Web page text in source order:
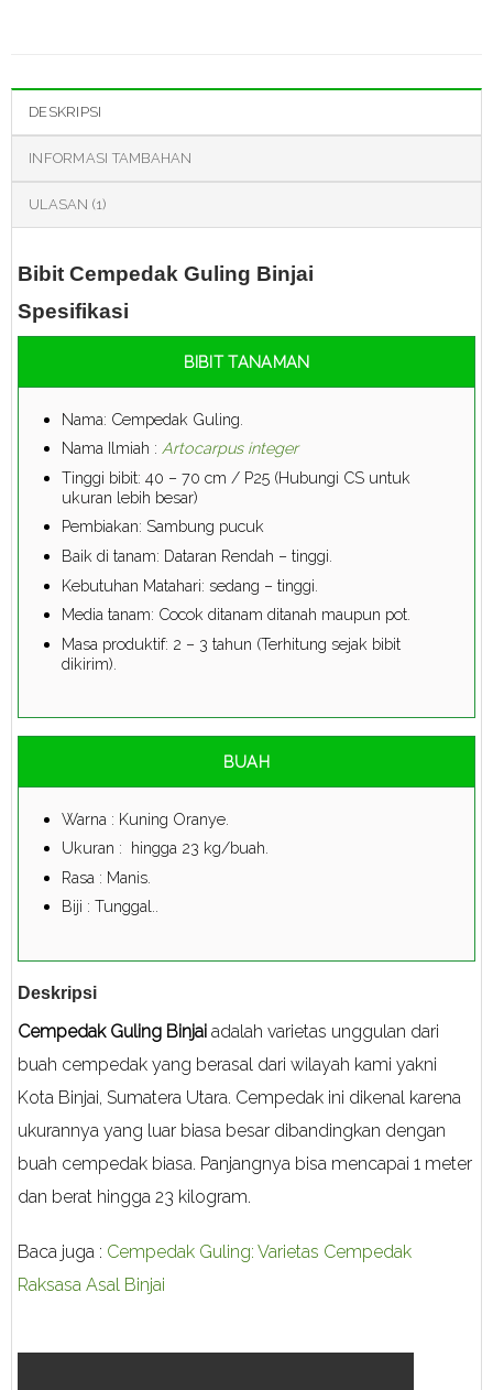
DESKRIPSI
INFORMASI TAMBAHAN
ULASAN (1)
Bibit Cempedak Guling Binjai
Spesifikasi
BIBIT TANAMAN
Nama: Cempedak Guling.
Nama Ilmiah : Artocarpus integer
Tinggi bibit: 40 – 70 cm / P25 (Hubungi CS untuk
ukuran lebih besar)
Pembiakan: Sambung pucuk
Baik di tanam: Dataran Rendah – tinggi.
Kebutuhan Matahari: sedang – tinggi.
Media tanam: Cocok ditanam ditanah maupun pot.
Masa produktif: 2 – 3 tahun (Terhitung sejak bibit
dikirim).
BUAH
Warna : Kuning Oranye.
Ukuran : hingga 23 kg/buah.
Rasa : Manis.
Biji : Tunggal..
Deskripsi
Cempedak Guling Binjai adalah varietas unggulan dari
buah cempedak yang berasal dari wilayah kami yakni
Kota Binjai, Sumatera Utara. Cempedak ini dikenal karena
ukurannya yang luar biasa besar dibandingkan dengan
buah cempedak biasa. Panjangnya bisa mencapai 1 meter
dan berat hingga 23 kilogram.
Baca juga : Cempedak Guling: Varietas Cempedak
Raksasa Asal Binjai